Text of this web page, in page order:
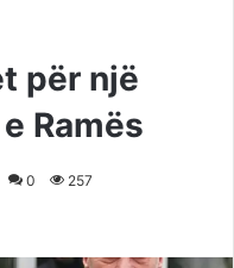
për një
Ramës
0 257